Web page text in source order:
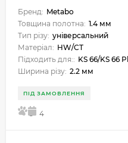
Бренд: Metabo
Товщина полотна: 1.4 мм
Тип різу: універсальний
Матеріал: HW/CT
Підходить для:: KS 66/KS 66
Ширина різу: 2.2 мм
ПІД ЗАМОВЛЕННЯ
5 4